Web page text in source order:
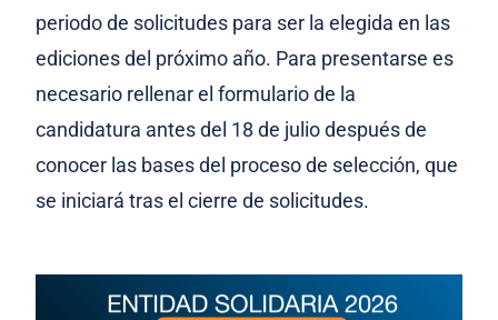
periodo de solicitudes para ser la elegida en las
ediciones del próximo año. Para presentarse es
necesario rellenar el formulario de la
candidatura antes del 18 de julio después de
conocer las bases del proceso de selección, que
se iniciará tras el cierre de solicitudes.